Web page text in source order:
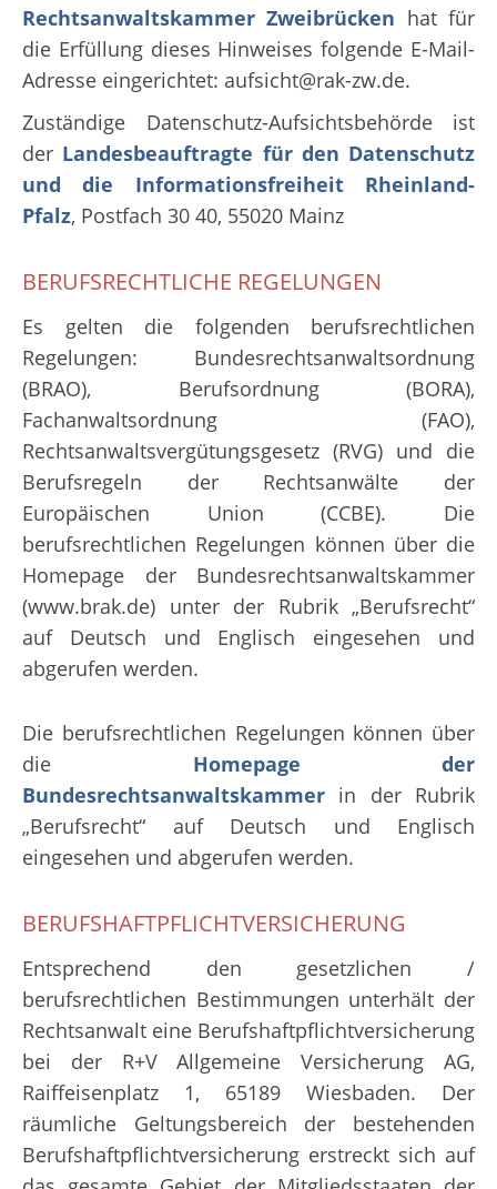
Rechtsanwaltskammer Zweibrücken hat für
die Erfüllung dieses Hinweises folgende E-Mail-
Adresse eingerichtet: aufsicht@rak-zw.de.
Zuständige Datenschutz-Aufsichtsbehörde ist
der Landesbeauftragte für den Datenschutz
und die Informationsfreiheit Rheinland-
Pfalz, Postfach 30 40, 55020 Mainz
BERUFSRECHTLICHE REGELUNGEN
Es gelten die folgenden berufsrechtlichen
Regelungen: Bundesrechtsanwaltsordnung
(BRAO), Berufsordnung (BORA),
Fachanwaltsordnung (FAO),
Rechtsanwaltsvergütungsgesetz (RVG) und die
Berufsregeln der Rechtsanwälte der
Europäischen Union (CCBE). Die
berufsrechtlichen Regelungen können über die
Homepage der Bundesrechtsanwaltskammer
(www.brak.de) unter der Rubrik „Berufsrecht“
auf Deutsch und Englisch eingesehen und
abgerufen werden.
Die berufsrechtlichen Regelungen können über
die Homepage der
Bundesrechtsanwaltskammer in der Rubrik
„Berufsrecht“ auf Deutsch und Englisch
eingesehen und abgerufen werden.
BERUFSHAFTPFLICHTVERSICHERUNG
Entsprechend den gesetzlichen /
berufsrechtlichen Bestimmungen unterhält der
Rechtsanwalt eine Berufshaftpflichtversicherung
bei der R+V Allgemeine Versicherung AG,
Raiffeisenplatz 1, 65189 Wiesbaden. Der
räumliche Geltungsbereich der bestehenden
Berufshaftpflichtversicherung erstreckt sich auf